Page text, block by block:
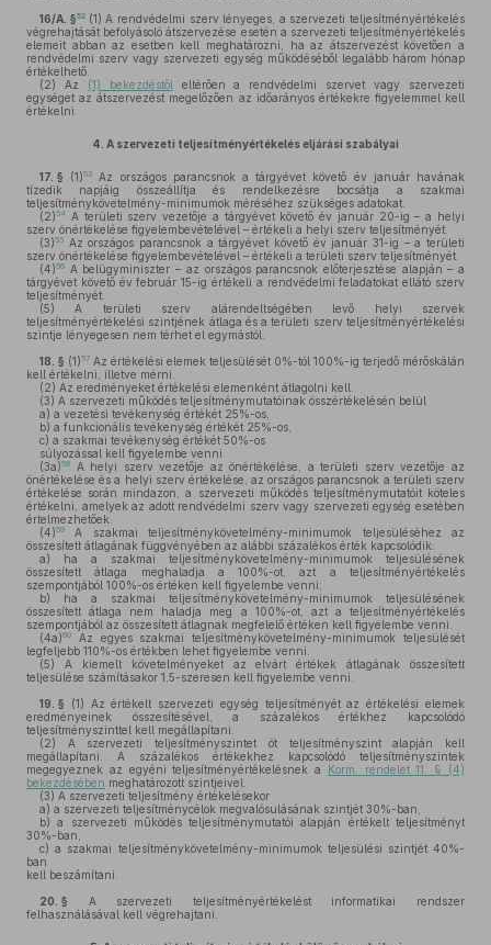
16/A. §52 (1) A rendvédelmi szerv lényeges, a szervezeti teljesítményértékelés
végrehajtását befolyásoló átszervezése esetén a szervezeti teljesítményértékelés
elemeit abban az esetben kell meghatározni, ha az átszervezést követően a
rendvédelmi szerv vagy szervezeti egység működéséből legalább három hónap
értékelhető.
(2) Az (1) bekezdéstől eltérően a rendvédelmi szervet vagy szervezeti
egységet az átszervezést megelőzően az időarányos értékekre figyelemmel kell
értékelni.
4. A szervezeti teljesítményértékelés eljárási szabályai
17. § (1)53
Az országos parancsnok a tárgyévet követő év január havának
tízedik napjáig összeállítja és rendelkezésre bocsátja a szakmai
teljesítménykövetelmény-minimumok méréséhez szükséges adatokat.
(2)54 A területi szerv vezetője a tárgyévet követő év január 20-ig – a helyi
szerv önértékelése figyelembevételével – értékeli a helyi szerv teljesítményét.
(3)55 Az országos parancsnok a tárgyévet követő év január 31-ig – a területi
szerv önértékelése figyelembevételével – értékeli a területi szerv teljesítményét.
(4)56 A belügyminiszter – az országos parancsnok előterjesztése alapján – a
tárgyévet követő év február 15-ig értékeli a rendvédelmi feladatokat ellátó szerv
teljesítményét.
(5) A területi szerv alárendeltségében levő helyi szervek
teljesítményértékelési szintjének átlaga és a területi szerv teljesítményértékelési
szintje lényegesen nem térhet el egymástól.
18. § (1)57 Az értékelési elemek teljesülését 0%-tól 100%-ig terjedő mérőskálán
kell értékelni, illetve mérni.
(2) Az eredményeket értékelési elemenként átlagolni kell.
(3) A szervezeti működés teljesítménymutatóinak összértékelésén belül
a) a vezetési tevékenység értékét 25%-os,
b) a funkcionális tevékenység értékét 25%-os,
c) a szakmai tevékenység értékét 50%-os
súlyozással kell figyelembe venni.
(3a)58
A helyi szerv vezetője az önértékelése, a területi szerv vezetője az
önértékelése és a helyi szerv értékelése, az országos parancsnok a területi szerv
értékelése során mindazon, a szervezeti működés teljesítménymutatóit köteles
értékelni, amelyek az adott rendvédelmi szerv vagy szervezeti egység esetében
értelmezhetőek.
(4)59
A szakmai teljesítménykövetelmény-minimumok teljesüléséhez az
összesített átlagának függvényében az alábbi százalékos érték kapcsolódik:
a) ha a szakmai teljesítménykövetelmény-minimumok teljesülésének
összesített átlaga meghaladja a 100%-ot, azt a teljesítményértékelés
szempontjából 100%-os értéken kell figyelembe venni;
b) ha a szakmai teljesítménykövetelmény-minimumok teljesülésének
összesített átlaga nem haladja meg a 100%-ot, azt a teljesítményértékelés
szempontjából az összesített átlagnak megfelelő értéken kell figyelembe venni.
(4a)60
Az egyes szakmai teljesítménykövetelmény-minimumok teljesülését
legfeljebb 110%-os értékben lehet figyelembe venni.
(5) A kiemelt követelményeket az elvárt értékek átlagának összesített
teljesülése számításakor 1,5-szeresen kell figyelembe venni.
19. § (1) Az értékelt szervezeti egység teljesítményét az értékelési elemek
eredményeinek összesítésével, a százalékos értékhez kapcsolódó
teljesítményszinttel kell megállapítani.
(2) A szervezeti teljesítményszintet öt teljesítményszint alapján kell
megállapítani. A százalékos értékekhez kapcsolódó teljesítményszintek
megegyeznek az egyéni teljesítményértékelésnek a Korm. rendelet 11. § (4)
bekezdésében meghatározott szintjeivel.
(3) A szervezeti teljesítmény értékelésekor
a) a szervezeti teljesítménycélok megvalósulásának szintjét 30%-ban,
b) a szervezeti működés teljesítménymutatói alapján értékelt teljesítményt
30%-ban,
c) a szakmai teljesítménykövetelmény-minimumok teljesülési szintjét 40%-
ban
kell beszámítani.
20. § A szervezeti teljesítményértékelést informatikai rendszer
felhasználásával kell végrehajtani.